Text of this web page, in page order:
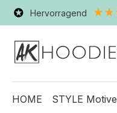
Hervorragend
HOME STYLE Motive